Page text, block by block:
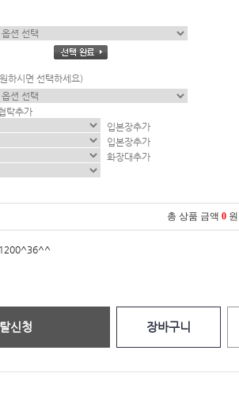
하시면 선택하세요)
탁추가
입본장추가
입본장추가
화장대추가
총 상품 금액 0 원
신청 장바구니